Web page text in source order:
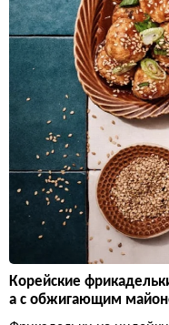
Корейские
а с обжигающим